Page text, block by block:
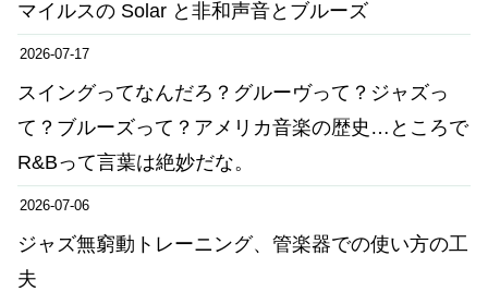
マイルスの Solar と非和声音とブルーズ
2026-07-17
スイングってなんだろ？グルーヴって？ジャズっ
て？ブルーズって？アメリカ音楽の歴史…ところで
R&Bって言葉は絶妙だな。
2026-07-06
ジャズ無窮動トレーニング、管楽器での使い方の工
夫